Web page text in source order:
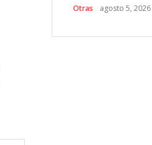
Otras agosto 5, 2026